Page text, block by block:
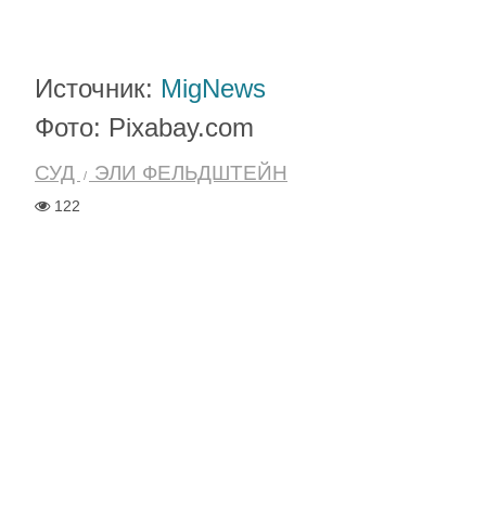
Источник: MigNews
Фото: Pixabay.com
СУД ЭЛИ ФЕЛЬДШТЕЙН
122